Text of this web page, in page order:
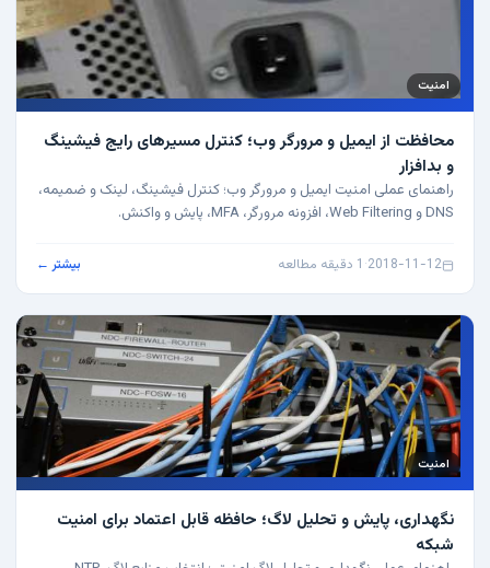
امنیت
محافظت از ایمیل و مرورگر وب؛ کنترل مسیرهای رایج فیشینگ
و بدافزار
راهنمای عملی امنیت ایمیل و مرورگر وب؛ کنترل فیشینگ، لینک و ضمیمه،
DNS و Web Filtering، افزونه مرورگر، MFA، پایش و واکنش.
2018-11-12
· 1 دقیقه مطالعه بیشتر ←
امنیت
نگهداری، پایش و تحلیل لاگ؛ حافظه قابل اعتماد برای امنیت
شبکه